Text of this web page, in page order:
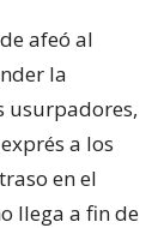
afeó al
la
usurpadores,
a los
en el
llega a fin de